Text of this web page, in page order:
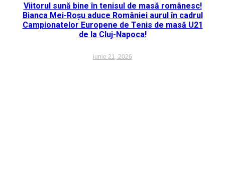
Viitorul sună bine în tenisul de masă românesc!
Bianca Mei-Roșu aduce României aurul în cadrul
Campionatelor Europene de Tenis de masă U21
de la Cluj-Napoca!
iunie 21, 2026